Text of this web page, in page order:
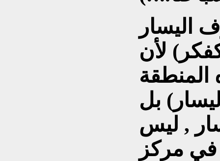
اليسار
لأن
المنطقة
بل
, ليس
مركز